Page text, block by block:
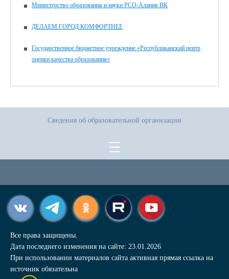
Министерство образования и науки РСО-Алания ВК
ДЕЛАЕМ ГОРОД КОМФОРТНЕЕ
Государственное бюджетное учреждение «Республиканский центр
оценки качества образования»
Сведения об образовательной организации
Все права защищены.
Дата последнего изменения на сайте: 23.01.2026
При использовании материалов сайта активная прямая ссылка на
источник обязательна